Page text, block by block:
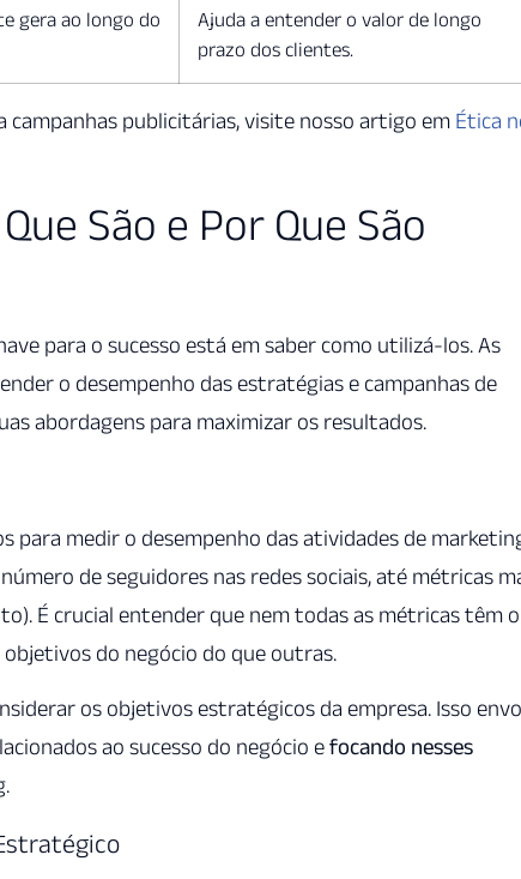
gera ao longo do
Ajuda a entender o valor de longo
prazo dos clientes.
campanhas publicitárias, visite nosso artigo em Ética
São e Por Que São
para o sucesso está em saber como utilizá-los. As
o desempenho das estratégias e campanhas de
abordagens para maximizar os resultados.
para medir o desempenho das atividades de
de seguidores nas redes sociais, até métricas
É crucial entender que nem todas as métricas têm o
do negócio do que outras.
os objetivos estratégicos da empresa. Isso
ao sucesso do negócio efocando nesses